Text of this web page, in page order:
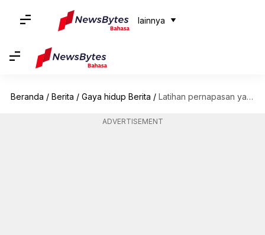
lainnya
Beranda / Berita / Gaya hidup Berita / Latihan pernapasan yang efektif untuk pasien asma
ADVERTISEMENT